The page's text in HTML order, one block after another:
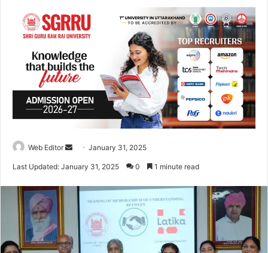
Web Editor
m
January 31, 2025
Last Updated: January 31, 2025 0 1 minute read